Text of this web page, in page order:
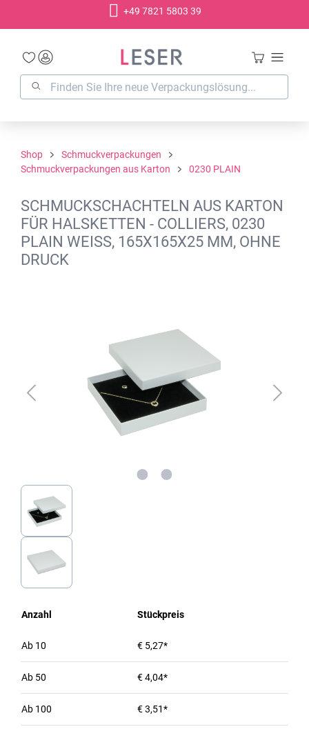
+49 7821 5803 39
Shop
Schmuckverpackungen
Schmuckverpackungen aus Karton
0230 PLAIN
SCHMUCKSCHACHTELN AUS KARTON
FÜR HALSKETTEN - COLLIERS, 0230
PLAIN WEISS, 165X165X25 MM, OHNE
DRUCK
Anzahl Stückpreis
Ab 10 € 5,27*
Ab 50 € 4,04*
Ab 100 € 3,51*